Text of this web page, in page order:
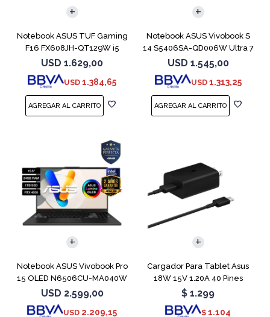
Notebook ASUS TUF Gaming
F16 FX608JH-QT129W i5
13450HX 5050
USD 1.629,00
USD 1.384,65
Notebook ASUS Vivobook S
14 S5406SA-QD006W Ultra 7
256V 1TB
USD 1.545,00
USD 1.313,25
Notebook ASUS Vivobook Pro
15 OLED N6506CU-MA040W
RTX 4050
USD 2.599,00
USD 2.209,15
COMPARAR
Cargador Para Tablet Asus
18W 15V 1.20A 40 Pines
$ 1.299
$ 1.104